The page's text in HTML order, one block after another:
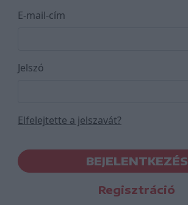
E-mail-cím
Jelszó
Elfelejtette a jelszavát?
BEJELENTKEZÉS
Regisztráció